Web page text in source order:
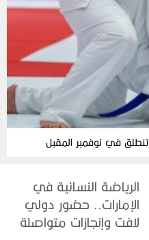
في نوفمبر المقبل
الرياضة النسائية في
الإمارات.. حضور دولي
لافت وإنجازات متواصلة